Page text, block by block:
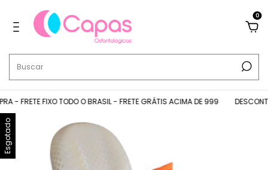
0
FRETE FIXO TODO O BRASIL - FRETE GRÁTIS ACIMA DE 999
Esgotado